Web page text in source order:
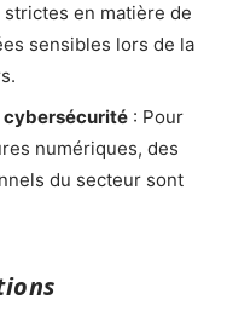
en matière de
sensibles lors de la
cybersécurité : Pour
numériques, des
du secteur sont